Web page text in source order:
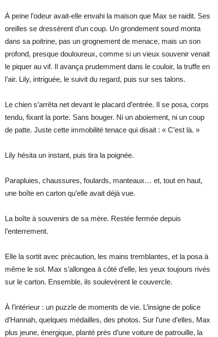
À peine l’odeur avait-elle envahi la maison que Max se raidit. Ses
oreilles se dressèrent d’un coup. Un grondement sourd monta
dans sa poitrine, pas un grognement de menace, mais un son
profond, presque douloureux, comme si un vieux souvenir venait
le piquer au vif. Il avança prudemment dans le couloir, la truffe en
l’air. Lily, intriguée, le suivit du regard, puis sur ses talons.
Le chien s’arrêta net devant le placard d’entrée. Il se posa, corps
tendu, fixant la porte. Sans bouger. Ni un aboiement, ni un coup
de patte. Juste cette immobilité tenace qui disait : « C’est là. »
Lily hésita un instant, puis tira la poignée.
Parapluies, chaussures, foulards, manteaux… et, tout en haut,
une boîte en carton qu’elle avait déjà vue.
La boîte à souvenirs de sa mère. Restée fermée depuis
l’enterrement.
Elle la sortit avec précaution, les mains tremblantes, et la posa à
même le sol. Max s’allongea à côté d’elle, les yeux toujours rivés
sur le carton. Ensemble, ils soulevèrent le couvercle.
À l’intérieur : un puzzle de moments de vie. L’insigne de police
d’Hannah, quelques médailles, des photos. Sur l’une d’elles, Max
plus jeune, énergique, planté près d’une voiture de patrouille, la